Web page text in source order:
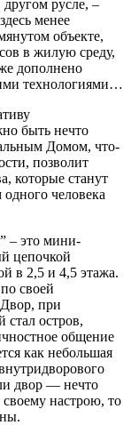
русле, –
менее
объекте,
в жилую среду,
дополнено
технологиями…
быть нечто
Домом, что-
позволит
которые станут
человека
– это мини-
цепочкой
в 2,5 и 4,5 этажа.
своей
при
стал остров,
общение
как небольшая
двор — нечто
настрою, то